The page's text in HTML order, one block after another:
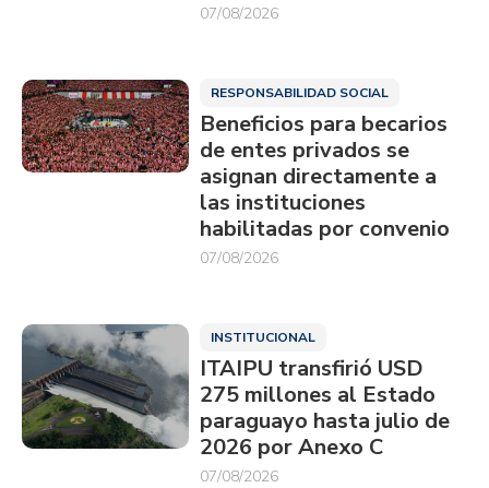
07/08/2026
RESPONSABILIDAD SOCIAL
Beneficios para becarios
de entes privados se
asignan directamente a
las instituciones
habilitadas por convenio
07/08/2026
INSTITUCIONAL
ITAIPU transfirió USD
275 millones al Estado
paraguayo hasta julio de
2026 por Anexo C
07/08/2026